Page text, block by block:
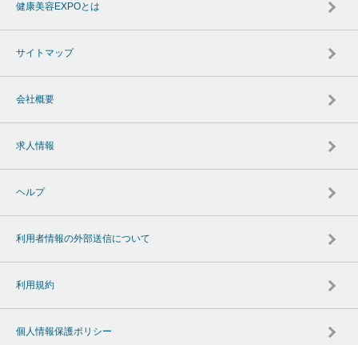
健康美容EXPOとは
サイトマップ
会社概要
求人情報
ヘルプ
利用者情報の外部送信について
利用規約
個人情報保護ポリシー